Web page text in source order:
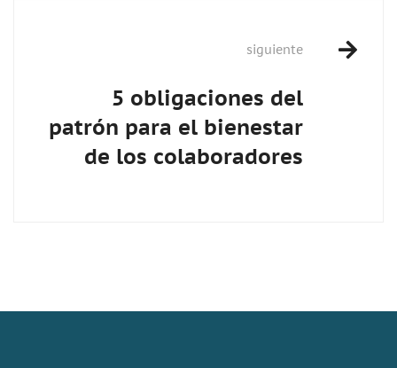
siguiente
5 obligaciones del
patrón para el bienestar
de los colaboradores